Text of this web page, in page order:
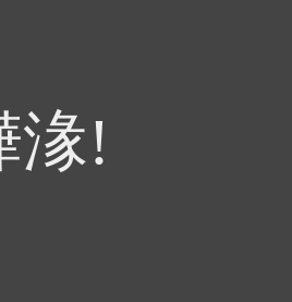
湪!